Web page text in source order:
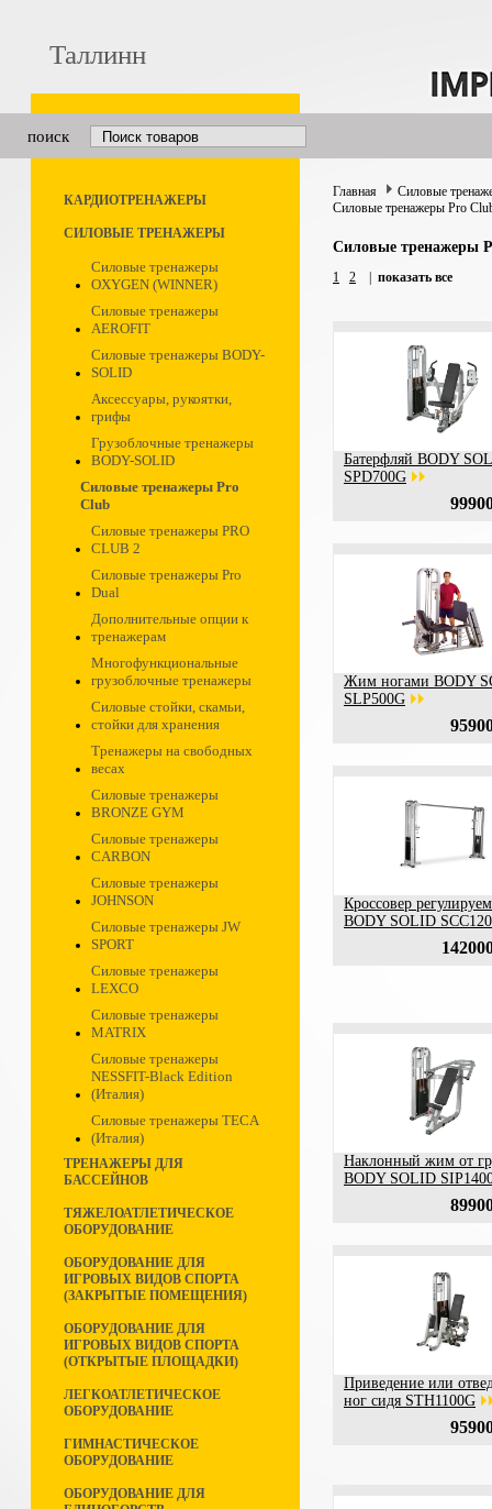
Таллинн
поиск
КАРДИОТРЕНАЖЕРЫ
СИЛОВЫЕ ТРЕНАЖЕРЫ
Силовые тренажеры
OXYGEN (WINNER)
Силовые тренажеры
AEROFIT
Силовые тренажеры BODY-
SOLID
Аксессуары, рукоятки,
грифы
Грузоблочные тренажеры
BODY-SOLID
Силовые тренажеры Pro
Club
Силовые тренажеры PRO
CLUB 2
Силовые тренажеры Pro
Dual
Дополнительные опции к
тренажерам
Многофункциональные
грузоблочные тренажеры
Силовые стойки, скамьи,
стойки для хранения
Тренажеры на свободных
весах
Силовые тренажеры
BRONZE GYM
Силовые тренажеры
CARBON
Силовые тренажеры
JOHNSON
Силовые тренажеры JW
SPORT
Силовые тренажеры
LEXCO
Силовые тренажеры
MATRIX
Силовые тренажеры
NESSFIT-Black Edition
(Италия)
Силовые тренажеры TECA
(Италия)
ТРЕНАЖЕРЫ ДЛЯ
БАССЕЙНОВ
ТЯЖЕЛОАТЛЕТИЧЕСКОЕ
ОБОРУДОВАНИЕ
ОБОРУДОВАНИЕ ДЛЯ
ИГРОВЫХ ВИДОВ СПОРТА
(ЗАКРЫТЫЕ ПОМЕЩЕНИЯ)
ОБОРУДОВАНИЕ ДЛЯ
ИГРОВЫХ ВИДОВ СПОРТА
(ОТКРЫТЫЕ ПЛОЩАДКИ)
ЛЕГКОАТЛЕТИЧЕСКОЕ
ОБОРУДОВАНИЕ
ГИМНАСТИЧЕСКОЕ
ОБОРУДОВАНИЕ
ОБОРУДОВАНИЕ ДЛЯ
Главная
Силовые
Силовые тренажеры Pro
Силовые тренажеры
1 2 показать все
Батерфляй BODY
SPD700G
Жим ногами BODY
SLP500G
Кроссовер
BODY SOLID
Наклонный жим от
BODY SOLID
Приведение или
ног сидя STH1100G